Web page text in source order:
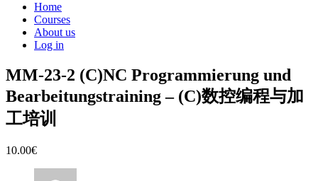
Home
Courses
About us
Log in
MM-23-2 (C)NC Programmierung und
Bearbeitungstraining – (C)数控编程与加
工培训
10.00€